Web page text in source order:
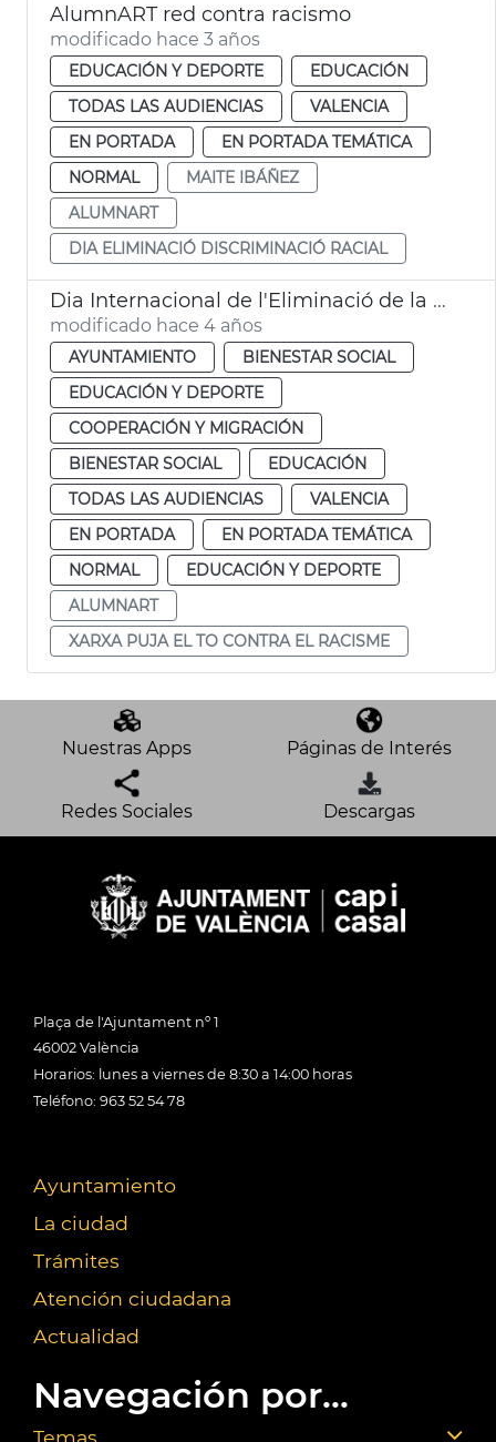
AlumnART red contra racismo
modificado hace 3 años
EDUCACIÓN Y DEPORTE
EDUCACIÓN
TODAS LAS AUDIENCIAS
VALENCIA
EN PORTADA
EN PORTADA TEMÁTICA
NORMAL
MAITE IBÁÑEZ
ALUMNART
DIA ELIMINACIÓ DISCRIMINACIÓ RACIAL
Dia Internacional de l'Eliminació de la Discriminació Racial
modificado hace 4 años
AYUNTAMIENTO
BIENESTAR SOCIAL
EDUCACIÓN Y DEPORTE
COOPERACIÓN Y MIGRACIÓN
BIENESTAR SOCIAL
EDUCACIÓN
TODAS LAS AUDIENCIAS
VALENCIA
EN PORTADA
EN PORTADA TEMÁTICA
NORMAL
EDUCACIÓN Y DEPORTE
ALUMNART
XARXA PUJA EL TO CONTRA EL RACISME
Nuestras Apps Páginas de Interés
Redes Sociales Descargas
Plaça de l'Ajuntament nº 1
46002 València
Horarios: lunes a viernes de 8:30 a 14:00 horas
Teléfono: 963 52 54 78
Ayuntamiento
La ciudad
Trámites
Atención ciudadana
Actualidad
Navegación por...
Temas